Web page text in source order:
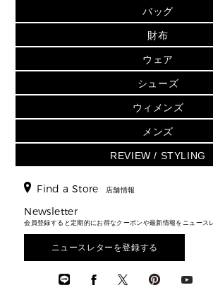
バッグ
小物
シューズ・靴
ウェア
アクセサリー
時計
▶ メンズ
バッグ
ウェア
アクセサリー
再値下げアイテム
追加アイテム
▶ ウィメンズすべて(ウェア・シュ
バッグ
財布・小物
ウェア
シューズ
時計・ジュエリー
アクセサリー
メンズ バッグ
メンズ 財布・小物
メンズ シューズ
メンズ ウェア
初夏のスタイル
▶ すべて
▶ ウィメンズすべて
財布・小物
アクセサリー
フレグランス
シューズ
▶ メンズすべて
メンズ財布・小物
メンズアクセサリー
メンズウェア
バッグ
人気の定番アイテム
日本限定 - バッグ
▶ ウィメンズすべて
トートバッグ
ショルダーバッグ
クロスボディ・斜め掛け
トラベル
3 IN 1 / 2 IN 1 バッグ
▶ メンズすべて
財布
日本限定 - 財布・小物
▶ ウィメンズすべて
GREENWICH
折り財布(二つ折り・三つ
長財布
▶ メンズすべて
ウェア
▶ ウィメンズすべて
トップス
スカート・パンツ
ジャケット・アウター
▶ メンズすべて
シューズ
▶ ウィメンズすべて
サンダル
スニーカー
▶ メンズすべて
ウィメンズ
人気の定番アイテム
▶ ウィメンズすべて
▶ バッグすべて
通勤・通学アイテム
3 IN 1 バッグ
メンズ
▶ メンズすべて
財布・小物
時計・ジュエリー
REVIEW / STYLING
エディターレビュー
Find a Store 店舗情報
Newsletter
会員登録すると定期的にお得なクーポンや最新情報をニュース
ニュースレターを登録する